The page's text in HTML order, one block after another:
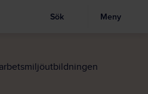
huvudinnehållet
Visa sökruta
Sök Meny